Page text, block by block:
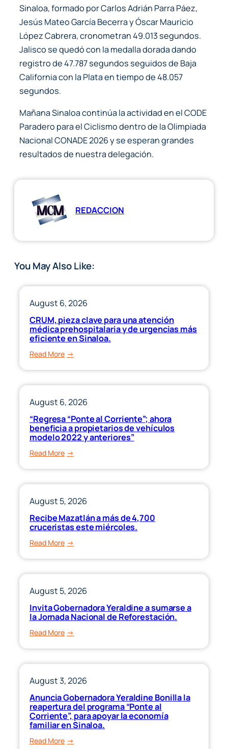
Sinaloa, formado por Carlos Adrián Parra Páez,
Jesús Mateo García Becerra y Óscar Mauricio
López Cabrera, cronometran 49.013 segundos.
Jalisco se quedó con la medalla dorada dando
registro de 47.787 segundos seguidos de Baja
California con la Plata en tiempo de 48.057
segundos.
Mañana Sinaloa continúa la actividad en el CODE
Paradero para el Ciclismo dentro de la Olimpiada
Nacional CONADE 2026 y se esperan grandes
resultados de nuestra delegación.
REDACCION
You May Also Like:
August 6, 2026
CRUM, pieza clave para una atención
médica prehospitalaria y de urgencias más
eficiente en Sinaloa.
Read More:
para
atención
médica
y
de
urgencias
eficiente
en
Sinaloa.
August 6, 2026
“Regresa “Ponte al Corriente”; ahora
beneficia a propietarios de vehículos
modelo 2022 y anteriores”
Read More:
Corriente”;
beneficia
propietarios
de
2022
y
anteriores”
August 5, 2026
Recibe Mazatlán a más de 4,700
cruceristas este miércoles.
Read More:
más
4,700
este
miércoles.
August 5, 2026
Invita Gobernadora Yeraldine a sumarse a
la Jornada Nacional de Reforestación.
Read More:
a
la
Jornada
Nacional
August 3, 2026
Anuncia Gobernadora Yeraldine Bonilla la
reapertura del programa “Ponte al
Corriente”, para apoyar la economía
familiar en Sinaloa.
Read More: